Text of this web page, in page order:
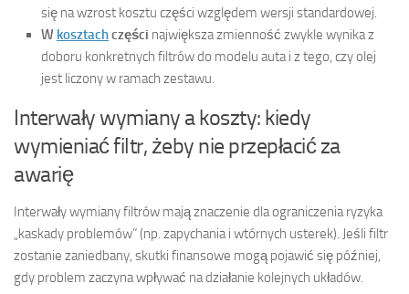
się na wzrost kosztu części względem wersji standardowej.
W kosztachczęści największa zmienność zwykle wynika z
doboru konkretnych filtrów do modelu auta i z tego, czy olej
jest liczony w ramach zestawu.
Interwały wymiany a koszty: kiedy
wymieniać filtr, żeby nie przepłacić za
awarię
Interwały wymiany filtrów mają znaczenie dla ograniczenia ryzyka
„kaskady problemów” (np. zapychania i wtórnych usterek). Jeśli filtr
zostanie zaniedbany, skutki finansowe mogą pojawić się później,
gdy problem zaczyna wpływać na działanie kolejnych układów.